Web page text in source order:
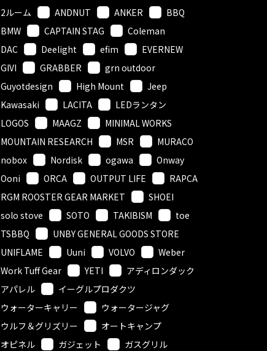
2ルーム ANDNUT ANKER
BBQ
BMW
CAPTAIN STAG
Coleman
DAC
Deelight efim
EVERNEW
GIVI
GRABBER
grn outdoor
Guyotdesign
High Mount
Jeep
Kawasaki
LACITA
LEDランタン
LOGOS
MAAGZ
MINIMAL WORKS
MOUNTAIN RESEARCH
MSR
MURACO
nobox
Nordisk ogawa
Onway
Ooni
ORCA OUTPUT LIFE
RAPCA
RGM ROOSTER GEAR MARKET
SHOEI
solo stove
SOTO TAKIBISM
toe
TSBBQ
UNBY GENERAL GOODS STORE
UNIFLAME
Uuni VOLVO
Weber
Work Tuff Gear
YETI
アディロンダック
アパレル
イーグルプロダクツ
ウォーターキャリー
ウォータージャグ
ウルフ＆グリズリー
オートキャンプ
オピネル
ガジェット
ガスグリル